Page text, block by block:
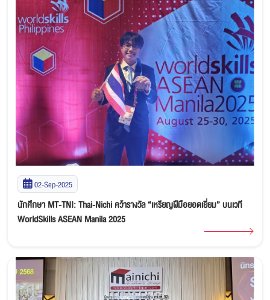
02-Sep-2025
นักศึกษา MT-TNI: Thai-Nichi คว้ารางวัล “เหรียญฝีมือยอดเยี่ยม” บนเวที
WorldSkills ASEAN Manila 2025